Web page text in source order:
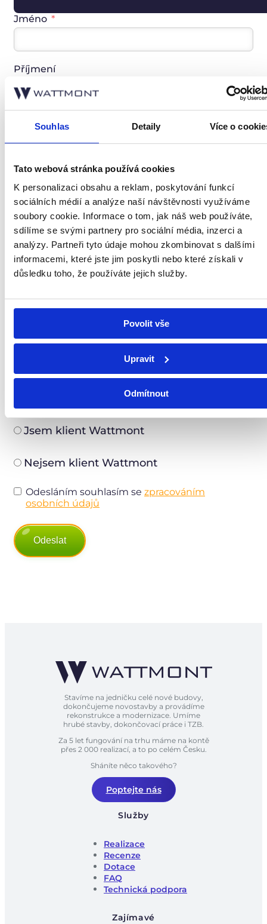
Souhlas Detaily Více o
Tato webová stránka používá cookies
K personalizaci obsahu a reklam, poskytování funkcí
sociálních médií a analýze naší návštěvnosti využíváme
soubory cookie. Informace o tom, jak náš web používáte,
sdílíme se svými partnery pro sociální média, inzerci a
analýzy. Partneři tyto údaje mohou zkombinovat s dalšími
informacemi, které jste jim poskytli nebo které získali v
důsledku toho, že používáte jejich služby.
Povolit vše
Upravit
Odmítnout
Jméno
Příjmení
E-mail
Stručný popis závady
Použitá technologie a její stáří
Lokalita (zadejte přesnou adresu)
Jsem klient Wattmont
Nejsem klient Wattmont
Odesláním souhlasím se zpracováním
osobních údajů
Odeslat
Stavíme na jedničku celé nové budovy,
dokončujeme novostavby a provádíme
rekonstrukce a modernizace. Umíme
hrubé stavby, dokončovací práce i TZB.
Za 5 let fungování na trhu máme na kontě
přes 2 000 realizací, a to po celém Česku.
Sháníte něco takového?
Poptejte nás
Služby
Realizace
Recenze
Dotace
FAQ
Technická podpora
Zajímavé